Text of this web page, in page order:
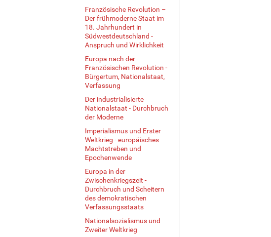
Französische Revolution –
Der frühmoderne Staat im
18. Jahrhundert in
Südwestdeutschland -
Anspruch und Wirklichkeit
Europa nach der
Französischen Revolution -
Bürgertum, Nationalstaat,
Verfassung
Der industrialisierte
Nationalstaat - Durchbruch
der Moderne
Imperialismus und Erster
Weltkrieg - europäisches
Machtstreben und
Epochenwende
Europa in der
Zwischenkriegszeit -
Durchbruch und Scheitern
des demokratischen
Verfassungsstaats
Nationalsozialismus und
Zweiter Weltkrieg